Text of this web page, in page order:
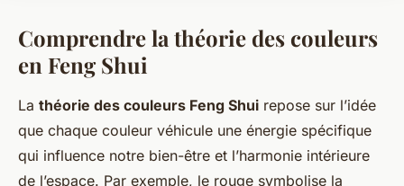
Comprendre la théorie des couleurs
en Feng Shui
La théorie des couleurs Feng Shui repose sur l’idée
que chaque couleur véhicule une énergie spécifique
qui influence notre bien-être et l’harmonie intérieure
de l’espace. Par exemple, le rouge symbolise la